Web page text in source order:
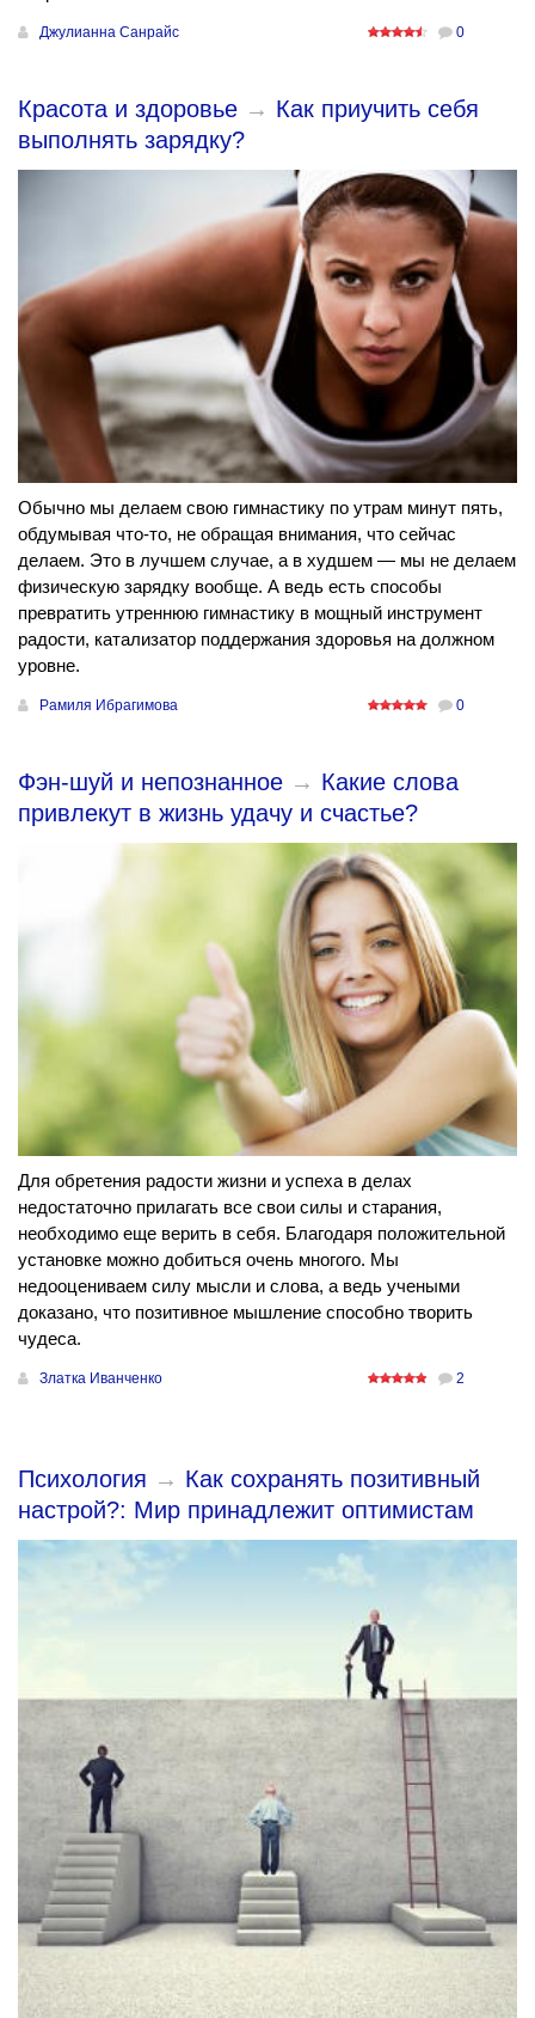
Джулианна Санрайс 0
Красота и здоровье → Как приучить себя
выполнять зарядку?
Обычно мы делаем свою гимнастику по утрам минут пять,
обдумывая что-то, не обращая внимания, что сейчас
делаем. Это в лучшем случае, а в худшем — мы не делаем
физическую зарядку вообще. А ведь есть способы
превратить утреннюю гимнастику в мощный инструмент
радости, катализатор поддержания здоровья на должном
уровне.
Рамиля Ибрагимова 0
Фэн-шуй и непознанное → Какие слова
привлекут в жизнь удачу и счастье?
Для обретения радости жизни и успеха в делах
недостаточно прилагать все свои силы и старания,
необходимо еще верить в себя. Благодаря положительной
установке можно добиться очень многого. Мы
недооцениваем силу мысли и слова, а ведь учеными
доказано, что позитивное мышление способно творить
чудеса.
Златка Иванченко 2
Психология → Как сохранять позитивный
настрой?: Мир принадлежит оптимистам